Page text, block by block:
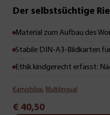
Mit Leseprobe!
Der selbstsüchtige
Material zum Aufbau des
Stabile DIN-A3-Bildkarten
Ethik kindgerecht erfasst:
Kamishibai, Multilingual
€ 40,50